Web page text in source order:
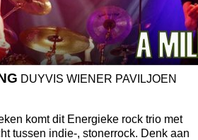
DUYVIS WIENER PAVILJOEN
komt dit Energieke rock trio met
tussen indie-, stonerrock. Denk aan